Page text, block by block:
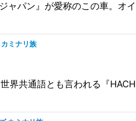
パン』が愛称のこの車。オ
ミナリ族
界共通語とも言われる『